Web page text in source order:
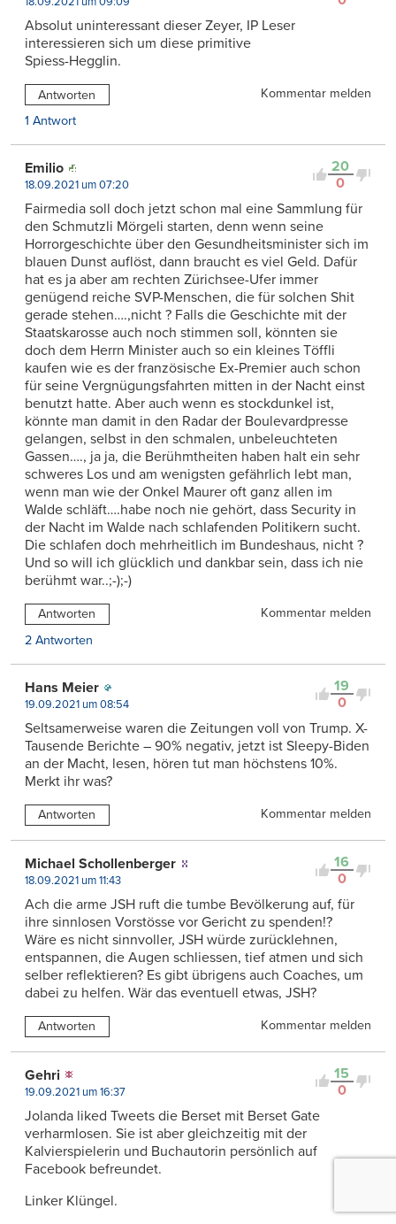
Absolut uninteressant dieser Zeyer, IP Leser
interessieren sich um diese primitive
Spiess-Hegglin.
Antworten
Kommentar melden
1 Antwort
20
0
Emilio
18.09.2021 um 07:20
Fairmedia soll doch jetzt schon mal eine Sammlung für
den Schmutzli Mörgeli starten, denn wenn seine
Horrorgeschichte über den Gesundheitsminister sich im
blauen Dunst auflöst, dann braucht es viel Geld. Dafür
hat es ja aber am rechten Zürichsee-Ufer immer
genügend reiche SVP-Menschen, die für solchen Shit
gerade stehen….,nicht ? Falls die Geschichte mit der
Staatskarosse auch noch stimmen soll, könnten sie
doch dem Herrn Minister auch so ein kleines Töffli
kaufen wie es der französische Ex-Premier auch schon
für seine Vergnügungsfahrten mitten in der Nacht einst
benutzt hatte. Aber auch wenn es stockdunkel ist,
könnte man damit in den Radar der Boulevardpresse
gelangen, selbst in den schmalen, unbeleuchteten
Gassen…., ja ja, die Berühmtheiten haben halt ein sehr
schweres Los und am wenigsten gefährlich lebt man,
wenn man wie der Onkel Maurer oft ganz allen im
Walde schläft….habe noch nie gehört, dass Security in
der Nacht im Walde nach schlafenden Politikern sucht.
Die schlafen doch mehrheitlich im Bundeshaus, nicht ?
Und so will ich glücklich und dankbar sein, dass ich nie
berühmt war..;-);-)
Antworten
Kommentar melden
2 Antworten
19
0
Hans Meier
19.09.2021 um 08:54
Seltsamerweise waren die Zeitungen voll von Trump. X-
Tausende Berichte – 90% negativ, jetzt ist Sleepy-Biden
an der Macht, lesen, hören tut man höchstens 10%.
Merkt ihr was?
Antworten Kommentar melden
16
0
Michael Schollenberger
18.09.2021 um 11:43
Ach die arme JSH ruft die tumbe Bevölkerung auf, für
ihre sinnlosen Vorstösse vor Gericht zu spenden!?
Wäre es nicht sinnvoller, JSH würde zurücklehnen,
entspannen, die Augen schliessen, tief atmen und sich
selber reflektieren? Es gibt übrigens auch Coaches, um
dabei zu helfen. Wär das eventuell etwas, JSH?
Antworten Kommentar melden
15
0
Gehri
19.09.2021 um 16:37
Jolanda liked Tweets die Berset mit Berset Gate
verharmlosen. Sie ist aber gleichzeitig mit der
Kalvierspielerin und Buchautorin persönlich auf
Facebook befreundet.
Linker Klüngel.